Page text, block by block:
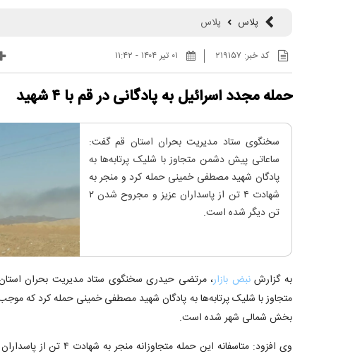
پلاس پلاس
کد خبر:۲۱۹۱۵۷
حمله مجدد اسرائیل به پادگانی در قم با ۴ شهید
سخنگوی ستاد مدیریت بحران استان قم گفت:
ساعاتی پیش دشمن متجاوز با شلیک پرتابه‌ها به
پادگان شهید مصطفی خمینی حمله کرد و منجر به
شهادت ۴ تن از پاسداران عزیز و مجروح شدن ۲
تن دیگر شده است.
به گزارشنبض بازار، مرتضی حیدری سخنگوی ستاد مدیریت بحران
متجاوز با شلیک پرتابه‌ها به پادگان شهید مصطفی خمینی حمله کرد که
بخش شمالی شهر شده است.